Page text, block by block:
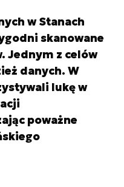
w Stanach
skanowane
Jednym z celów
danych. W
lukę w
poważne